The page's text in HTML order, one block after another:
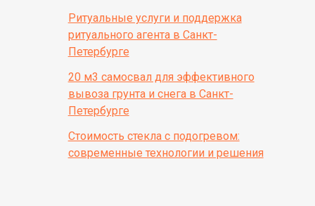
Ритуальные услуги и поддержка
ритуального агента в Санкт-
Петербурге
20 м3 самосвал для эффективного
вывоза грунта и снега в Санкт-
Петербурге
Стоимость стекла с подогревом:
современные технологии и решения